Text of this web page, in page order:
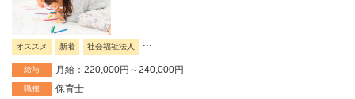
オススメ 新着 社会福祉法人 ...
給与 月給：220,000円～240,000円
職種 保育士